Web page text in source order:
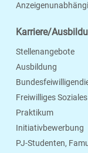
Karriere/
Stellenangebote
Ausbildung
Freiwilliges
Praktikum
Initiativbewerbung
PJ-Studenten,